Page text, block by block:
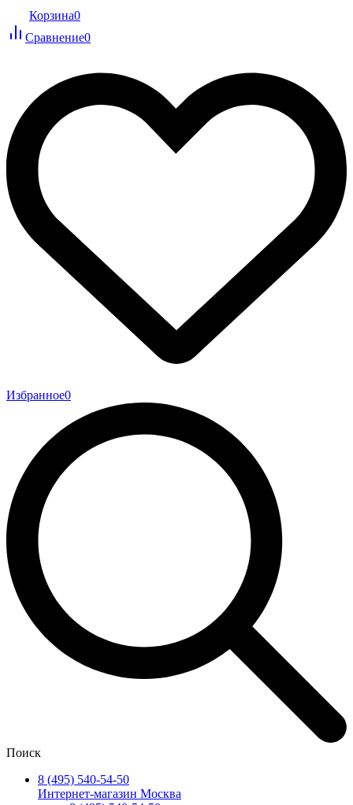
Корзина0
Сравнение0
Избранное0
Поиск
8 (495) 540-54-50
Интернет-магазин Москва